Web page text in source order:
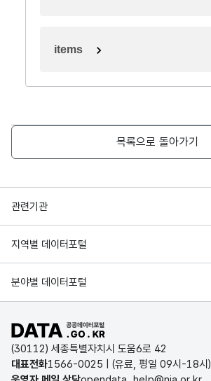
items
목록으로 돌아가기
관련기관
행정안전부
한국지능정보사회진흥원
국가정보자원관리원
지역별 데이터포털
서울 열린데이터광장
경기데이터드림
D-데이터허브
인천데이터포털
울산광역시 데이터포털
분야별 데이터포털
기상자료개방포털
국토교통부 공간정보오픈플랫폼
환경부 환경데이터포털
문화데이터광장
공공데이터포털 바로가기
(30112) 세종특별자치시 도움6로 42
대표전화1566-0025 | (유료, 평일 09시-18시)